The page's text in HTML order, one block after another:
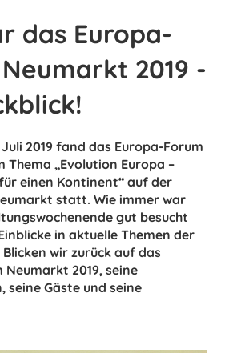
das Europa-
2019 -
Juli 2019 fand das Europa-Forum
Thema „Evolution Europa –
einen Kontinent“ auf der
statt. Wie immer war
gut besucht
in aktuelle Themen der
wir zurück auf das
Neumarkt 2019, seine
seine Gäste und seine